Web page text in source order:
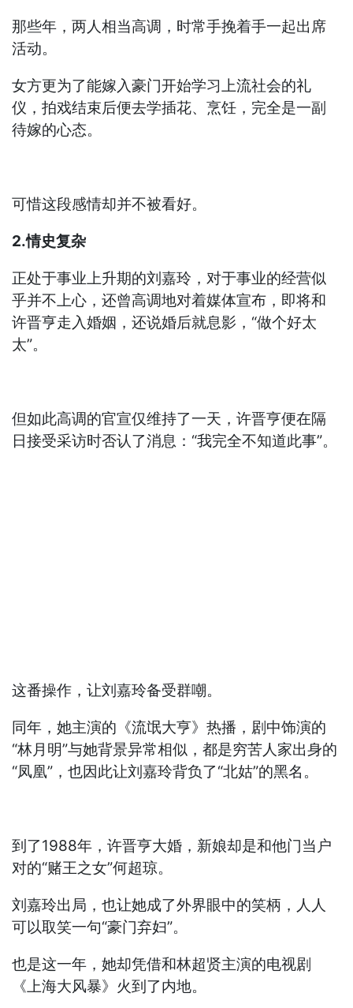
那些年，两人相当高调，时常手挽着手一起出席
活动。
女方更为了能嫁入豪门开始学习上流社会的礼
仪，拍戏结束后便去学插花、烹饪，完全是一副
待嫁的心态。
可惜这段感情却并不被看好。
2.情史复杂
正处于事业上升期的刘嘉玲，对于事业的经营似
乎并不上心，还曾高调地对着媒体宣布，即将和
许晋亨走入婚姻，还说婚后就息影，“做个好太
太”。
但如此高调的官宣仅维持了一天，许晋亨便在隔
日接受采访时否认了消息：“我完全不知道此事”。
这番操作，让刘嘉玲备受群嘲。
同年，她主演的《流氓大亨》热播，剧中饰演的
“林月明”与她背景异常相似，都是穷苦人家出身的
“凤凰”，也因此让刘嘉玲背负了“北姑”的黑名。
到了1988年，许晋亨大婚，新娘却是和他门当户
对的“赌王之女”何超琼。
刘嘉玲出局，也让她成了外界眼中的笑柄，人人
可以取笑一句“豪门弃妇”。
也是这一年，她却凭借和林超贤主演的电视剧
《上海大风暴》火到了内地。